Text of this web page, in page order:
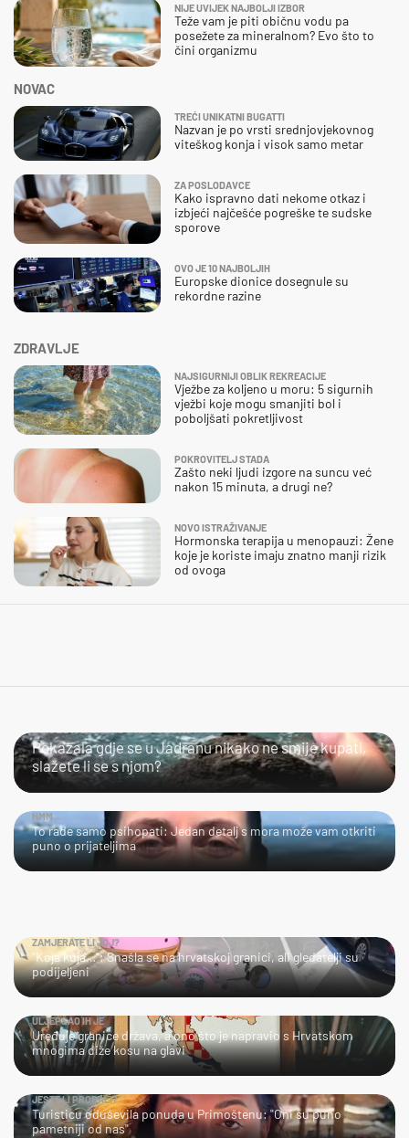
ZDRAVLJE
NAJSIGURNIJI OBLIK REKREACIJE
Vježbe za koljeno u moru: 5 sigurnih
vježbi koje mogu smanjiti bol i
poboljšati pokretljivost
POKROVITELJ STADA
Zašto neki ljudi izgore na suncu već
nakon 15 minuta, a drugi ne?
NOVO ISTRAŽIVANJE
Hormonska terapija u menopauzi: Žene
koje je koriste imaju znatno manji rizik
od ovoga
NOVAC
TREĆI UNIKATNI BUGATTI
Nazvan je po vrsti srednjovjekovnog
viteškog konja i visok samo metar
ZA POSLODAVCE
Kako ispravno dati nekome otkaz i
izbjeći najčešće pogreške te sudske
sporove
OVO JE 10 NAJBOLJIH
Europske dionice dosegnule su
rekordne razine
NIJE UVIJEK NAJBOLJI IZBOR
Teže vam je piti običnu vodu pa
posežete za mineralnom? Evo što to
čini organizmu
Pokazala gdje se u Jadranu nikako ne smije kupati,
slažete li se s njom?
HMM…
To rade samo psihopati: Jedan detalj s mora može vam otkriti
puno o prijateljima
ZAMJERATE LI JOJ?
"Koja kuja…": Snašla se na hrvatskoj granici, ali gledatelji su
podijeljeni
ULJEPŠAO IH JE
Uređuje granice država, a ono što je napravio s Hrvatskom
mnogima diže kosu na glavi
JESTE LI PROBALI?
Turisticu oduševila ponuda u Primoštenu: "Oni su puno
pametniji od nas"